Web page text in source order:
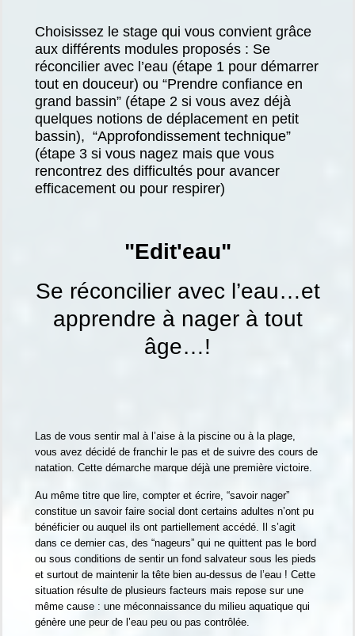
Choisissez le stage qui vous convient grâce
aux différents modules proposés : Se
réconcilier avec l’eau (étape 1 pour démarrer
tout en douceur) ou “Prendre confiance en
grand bassin” (étape 2 si vous avez déjà
quelques notions de déplacement en petit
bassin), “Approfondissement technique”
(étape 3 si vous nagez mais que vous
rencontrez des difficultés pour avancer
efficacement ou pour respirer)
"Edit'eau"
Se réconcilier avec l’eau…et
apprendre à nager à tout
âge…!
Las de vous sentir mal à l’aise à la piscine ou à la plage,
vous avez décidé de franchir le pas et de suivre des cours de
natation. Cette démarche marque déjà une première victoire.
Au même titre que lire, compter et écrire, “savoir nager”
constitue un savoir faire social dont certains adultes n’ont pu
bénéficier ou auquel ils ont partiellement accédé. Il s’agit
dans ce dernier cas, des “nageurs” qui ne quittent pas le bord
ou sous conditions de sentir un fond salvateur sous les pieds
et surtout de maintenir la tête bien au-dessus de l’eau ! Cette
situation résulte de plusieurs facteurs mais repose sur une
même cause : une méconnaissance du milieu aquatique qui
génère une peur de l’eau peu ou pas contrôlée.